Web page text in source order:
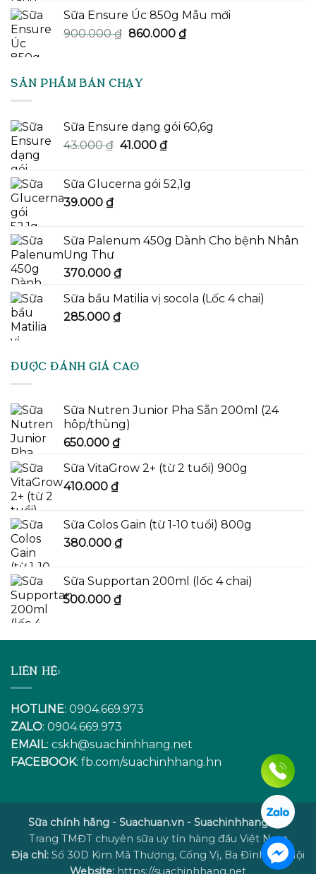
Sữa Ensure Úc 850g Mẫu mới
900.000₫ Giá
900.000 ₫.
860.000 ₫Giá
SẢN PHẨM BÁN CHẠY
Sữa Ensure dạng gói 60,6g
43.000₫ Giá
43.000 ₫.
41.000 ₫Giá
là:
Sữa Glucerna gói 52,1g
39.000 ₫
Sữa Palenum 450g Dành Cho bệnh Nhân
Ung Thư
370.000 ₫
Sữa bầu Matilia vị socola (Lốc 4 chai)
285.000 ₫
ĐƯỢC ĐÁNH GIÁ CAO
Sữa Nutren Junior Pha Sẵn 200ml (24
hôp/thùng)
650.000 ₫
Sữa VitaGrow 2+ (từ 2 tuổi) 900g
410.000 ₫
Sữa Colos Gain (từ 1-10 tuổi) 800g
380.000 ₫
Sữa Supportan 200ml (lốc 4 chai)
500.000 ₫
LIÊN HỆ:
HOTLINE: 0904.669.973
ZALO: 0904.669.973
EMAIL: cskh@suachinhhang.net
FACEBOOK: fb.com/suachinhhang.hn
Sữa chính hãng - Suachuan.vn - Suachinhhang.net
Trang TMĐT chuyên sữa uy tín hàng đầu Việt Nam
Địa chỉ: Số 30D Kim Mã Thượng, Cống Vị, Ba Đình, Hà Nội
Website: https://suachinhhang.net